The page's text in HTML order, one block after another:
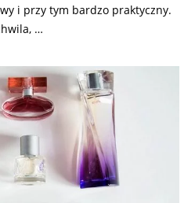
i przy tym bardzo praktyczny.
…